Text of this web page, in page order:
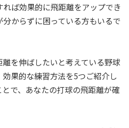
ば効果的に飛距離をアップでき
からずに困っている方もいるで
を伸ばしたいと考えている野球
果的な練習方法を5つご紹介し
で、あなたの打球の飛距離が確